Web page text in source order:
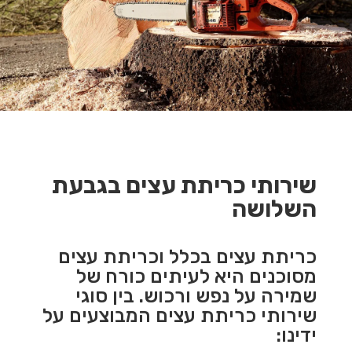
שירותי כריתת עצים בגבעת
השלושה
כריתת עצים בכלל וכריתת עצים
מסוכנים היא לעיתים כורח של
שמירה על נפש ורכוש. בין סוגי
שירותי כריתת עצים המבוצעים על
ידינו: